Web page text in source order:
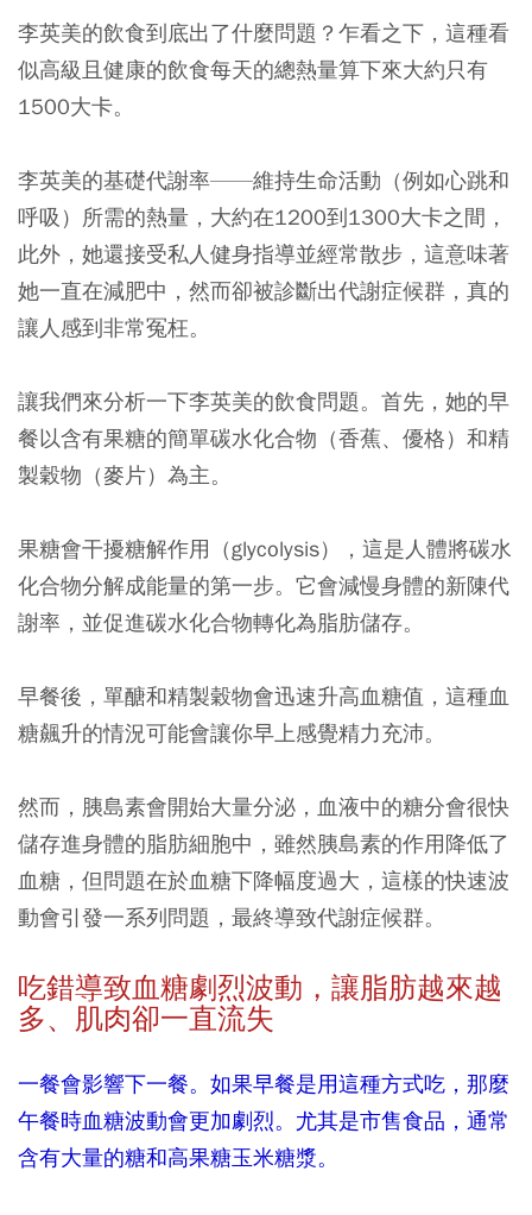
李英美的飲食到底出了什麼問題？乍看之下，這種看
似高級且健康的飲食每天的總熱量算下來大約只有
1500大卡。
李英美的基礎代謝率——維持生命活動（例如心跳和
呼吸）所需的熱量，大約在1200到1300大卡之間，
此外，她還接受私人健身指導並經常散步，這意味著
她一直在減肥中，然而卻被診斷出代謝症候群，真的
讓人感到非常冤枉。
讓我們來分析一下李英美的飲食問題。首先，她的早
餐以含有果糖的簡單碳水化合物（香蕉、優格）和精
製穀物（麥片）為主。
果糖會干擾糖解作用（glycolysis），這是人體將碳水
化合物分解成能量的第一步。它會減慢身體的新陳代
謝率，並促進碳水化合物轉化為脂肪儲存。
早餐後，單醣和精製穀物會迅速升高血糖值，這種血
糖飆升的情況可能會讓你早上感覺精力充沛。
然而，胰島素會開始大量分泌，血液中的糖分會很快
儲存進身體的脂肪細胞中，雖然胰島素的作用降低了
血糖，但問題在於血糖下降幅度過大，這樣的快速波
動會引發一系列問題，最終導致代謝症候群。
吃錯導致血糖劇烈波動，讓脂肪越來越
多、肌肉卻一直流失
一餐會影響下一餐。如果早餐是用這種方式吃，那麼
午餐時血糖波動會更加劇烈。尤其是市售食品，通常
含有大量的糖和高果糖玉米糖漿。